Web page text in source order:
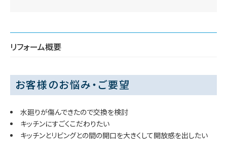
リフォーム概要
お客様のお悩み・ご要望
水廻りが傷んできたので交換を検討
キッチンにすごくこだわりたい
キッチンとリビングとの間の開口を大きくして開放感を出したい